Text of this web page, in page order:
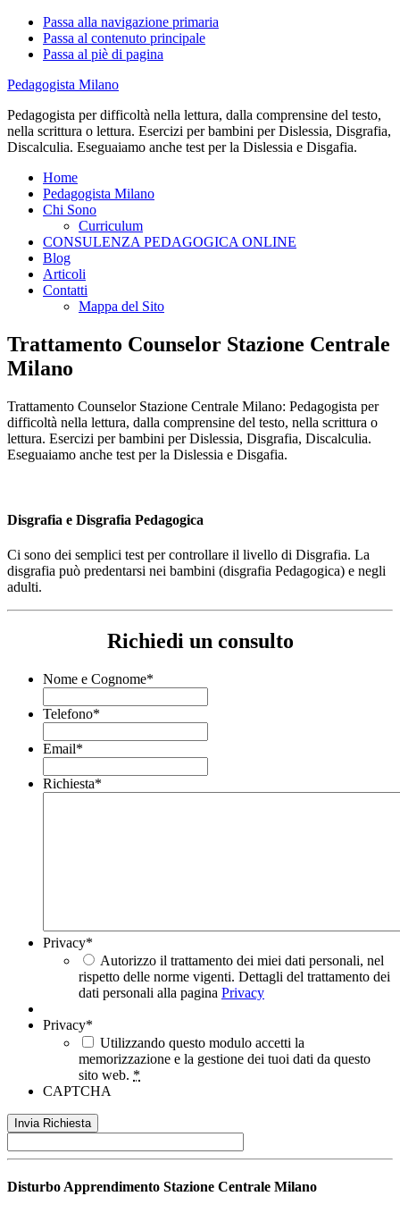
Passa alla navigazione primaria
Passa al contenuto principale
Passa al piè di pagina
Pedagogista Milano
Pedagogista per difficoltà nella lettura, dalla comprensine del testo,
nella scrittura o lettura. Esercizi per bambini per Dislessia, Disgrafia,
Discalculia. Eseguaiamo anche test per la Dislessia e Disgafia.
Home
Pedagogista Milano
Chi Sono
Curriculum
CONSULENZA PEDAGOGICA ONLINE
Blog
Articoli
Contatti
Mappa del Sito
Trattamento Counselor Stazione Centrale
Milano
Trattamento Counselor Stazione Centrale Milano: Pedagogista per
difficoltà nella lettura, dalla comprensine del testo, nella scrittura o
lettura. Esercizi per bambini per Dislessia, Disgrafia, Discalculia.
Eseguaiamo anche test per la Dislessia e Disgafia.
Disgrafia e Disgrafia Pedagogica
Ci sono dei semplici test per controllare il livello di Disgrafia. La
disgrafia può predentarsi nei bambini (disgrafia Pedagogica) e negli
adulti.
Richiedi un consulto
Nome e Cognome*
Telefono*
Email*
Richiesta*
Privacy*
Autorizzo il trattamento dei miei dati personali, nel
rispetto delle norme vigenti. Dettagli del trattamento dei
dati personali alla pagina Privacy
Privacy*
Utilizzando questo modulo accetti la
memorizzazione e la gestione dei tuoi dati da questo
sito web. *
CAPTCHA
Disturbo Apprendimento Stazione Centrale Milano